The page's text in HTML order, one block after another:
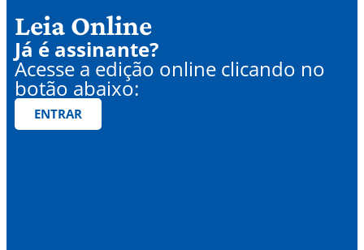
Leia Online
Já é assinante?
Acesse a edição online clicando no
botão abaixo:
ENTRAR